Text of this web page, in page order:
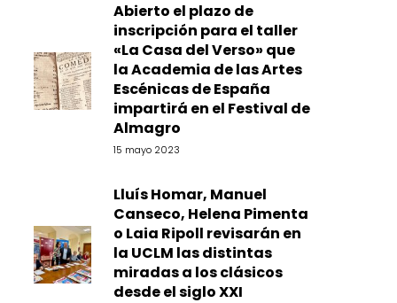
Abierto el plazo de
inscripción para el taller
«La Casa del Verso» que
la Academia de las Artes
Escénicas de España
impartirá en el Festival de
Almagro
15 mayo 2023
Lluís Homar, Manuel
Canseco, Helena Pimenta
o Laia Ripoll revisarán en
la UCLM las distintas
miradas a los clásicos
desde el siglo XXI